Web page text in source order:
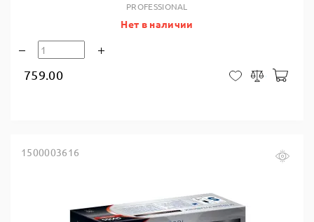
PROFESSIONAL
Нет в наличии
759.00 В закладки
Сравнить
1500003616